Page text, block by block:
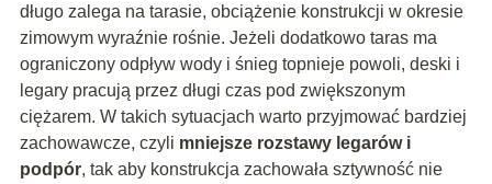
długo zalega na tarasie, obciążenie konstrukcji w okresie
zimowym wyraźnie rośnie. Jeżeli dodatkowo taras ma
ograniczony odpływ wody i śnieg topnieje powoli, deski i
legary pracują przez długi czas pod zwiększonym
ciężarem. W takich sytuacjach warto przyjmować bardziej
zachowawcze, czyli mniejsze rozstawy legarów i
podpór, tak aby konstrukcja zachowała sztywność nie